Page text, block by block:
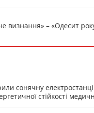
визнання» – «Одесит
сонячну
стійкості